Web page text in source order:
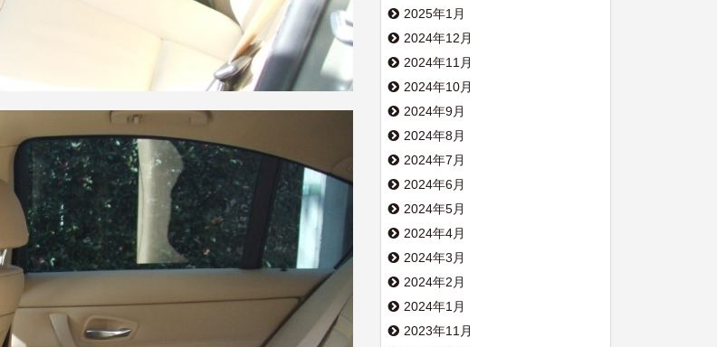
2025年1月
2024年12月
2024年11月
2024年10月
2024年9月
2024年8月
2024年7月
2024年6月
2024年5月
2024年4月
2024年3月
2024年2月
2024年1月
2023年11月